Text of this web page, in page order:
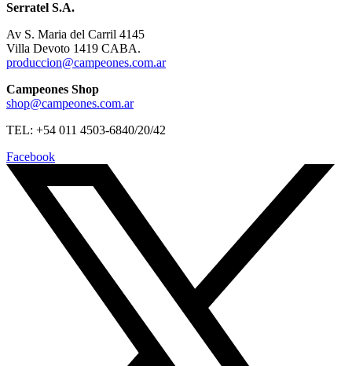
Serratel S.A.
Av S. Maria del Carril 4145
Villa Devoto 1419 CABA.
produccion@campeones.com.ar
Campeones Shop
shop@campeones.com.ar
TEL: +54 011 4503-6840/20/42
Facebook